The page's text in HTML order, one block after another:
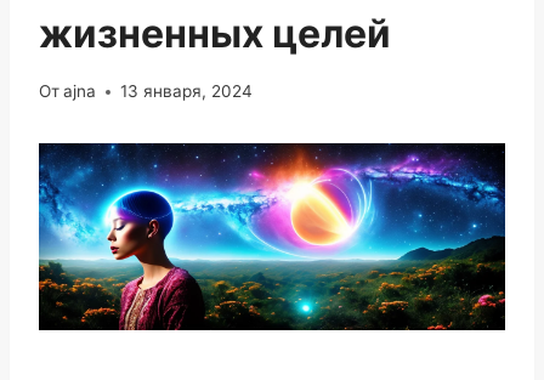
жизненных целей
Отajna 13 января, 2024